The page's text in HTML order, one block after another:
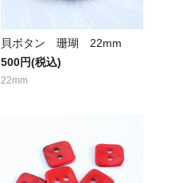
貝ボタン 珊瑚 22mm
500円(税込)
22mm